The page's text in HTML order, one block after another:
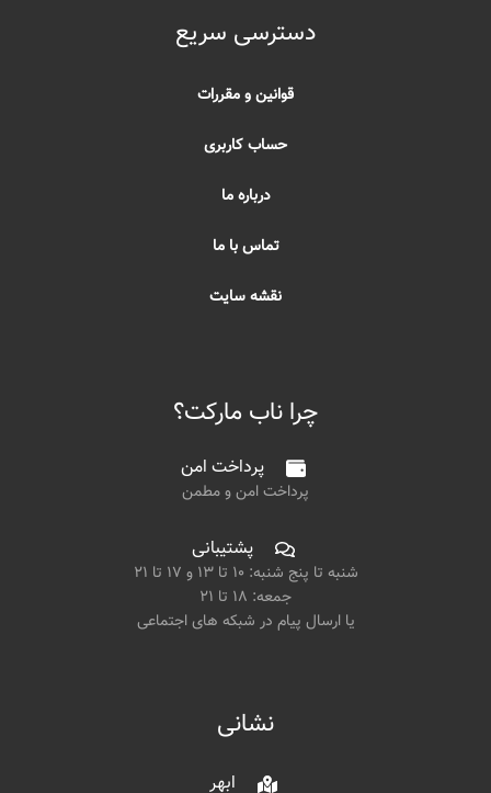
دسترسی سریع
قوانین و مقررات
حساب کاربری
درباره ما
تماس با ما
نقشه سایت
چرا ناب مارکت؟
پرداخت امن
پرداخت امن و مطمن
پشتیبانی
شنبه تا پنج شنبه: ۱۰ تا ۱۳ و ۱۷ تا ۲۱
جمعه: ۱۸ تا ۲۱
یا ارسال پیام در شبکه های اجتماعی
نشانی
ابهر